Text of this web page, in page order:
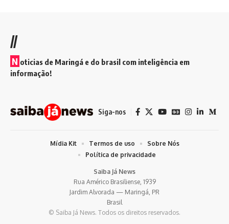
//
N oticias de Maringá e do brasil com inteligência em
informação!
Siga-nos
Saiba Já News
Rua Américo Brasiliense, 1939
Jardim Alvorada — Maringá, PR
Brasil
© Saiba Já News. Todos os direitos reservados.
Mídia Kit Termos de uso
Sobre Nós
Política de privacidade